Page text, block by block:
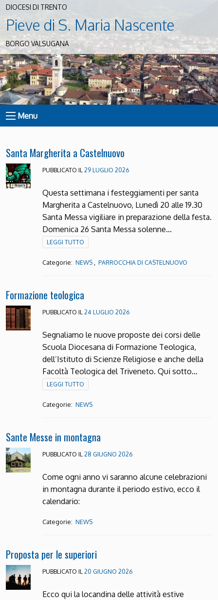
DIOCESI DI TRENTO
Pieve di S. Maria Nascente
BORGO VALSUGANA
Menu
Santa Margherita a Castelnuovo
PUBBLICATO IL 29 LUGLIO 2026
Questa settimana i festeggiamenti per santa
Margherita a Castelnuovo, Lunedì 20 alle 19.30
Santa Messa vigiliare in preparazione della festa.
Domenica 26 Santa Messa solenne…
LEGGI TUTTO
Categorie: NEWS PARROCCHIA DI CASTELNUOVO
Formazione teologica
PUBBLICATO IL 24 LUGLIO 2026
Segnaliamo le nuove proposte dei corsi delle
Scuola Diocesana di Formazione Teologica,
dell’Istituto di Scienze Religiose e anche della
Facoltà Teologica del Triveneto. Qui sotto…
LEGGI TUTTO
Categorie: NEWS
Sante Messe in montagna
PUBBLICATO IL 28 GIUGNO 2026
Come ogni anno vi saranno alcune celebrazioni
in montagna durante il periodo estivo, ecco il
calendario:
Categorie: NEWS
Proposta per le superiori
PUBBLICATO IL 20 GIUGNO 2026
Ecco qui la locandina delle attività estive